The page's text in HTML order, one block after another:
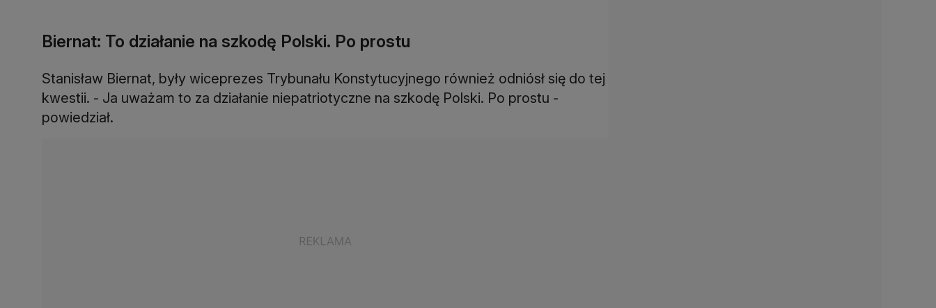
Biernat: To działanie na szkodę Polski. Po prostu
Stanisław Biernat, były wiceprezes Trybunału Konstytucyjnego również odniósł się do tej
kwestii. - Ja uważam to za działanie niepatriotyczne na szkodę Polski. Po prostu -
powiedział.